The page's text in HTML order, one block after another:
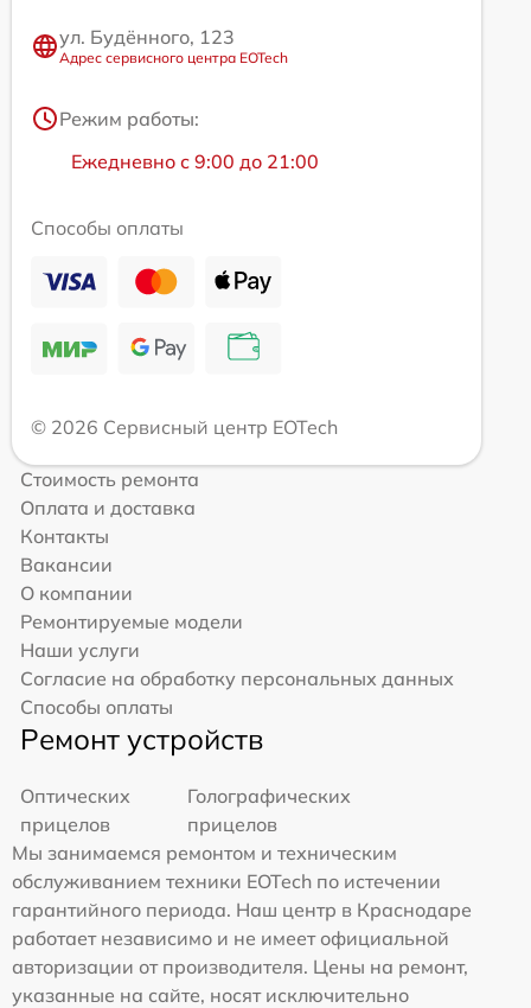
ул. Будённого, 123
Адрес сервисного центра EOTech
Режим работы:
Ежедневно с 9:00 до 21:00
Способы оплаты
© 2026 Сервисный центр EOTech
Стоимость ремонта
Оплата и доставка
Контакты
Вакансии
О компании
Ремонтируемые модели
Наши услуги
Согласие на обработку персональных данных
Способы оплаты
Ремонт устройств
Оптических
прицелов
Голографических
прицелов
Мы занимаемся ремонтом и техническим
обслуживанием техники EOTech по истечении
гарантийного периода. Наш центр в Краснодаре
работает независимо и не имеет официальной
авторизации от производителя. Цены на ремонт,
указанные на сайте, носят исключительно